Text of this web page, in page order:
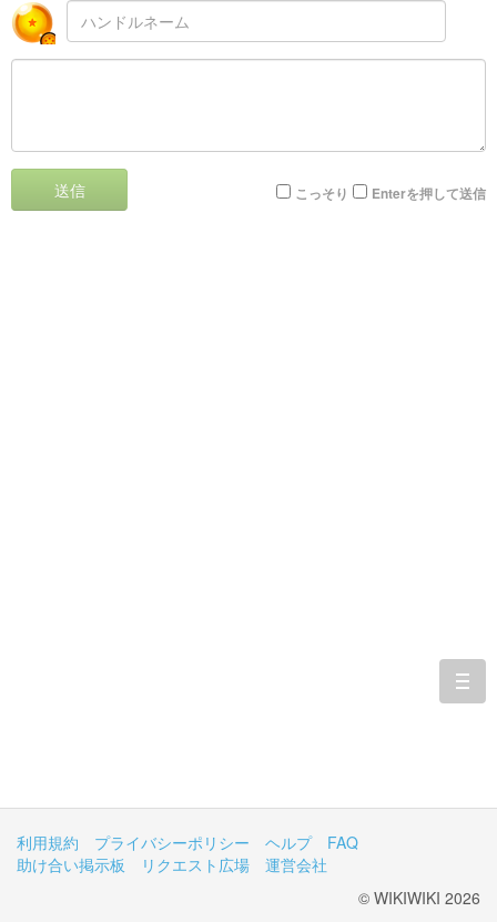
送信 こっそり Enterを押して送信
利用規約 プライバシーポリシー ヘルプ
FAQ
助け合い掲示板
リクエスト広場
運営会社
© WIKIWIKI 2026